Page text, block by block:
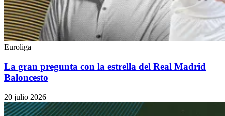
Euroliga
La gran pregunta con la estrella del Real Madrid
Baloncesto
20 julio 2026